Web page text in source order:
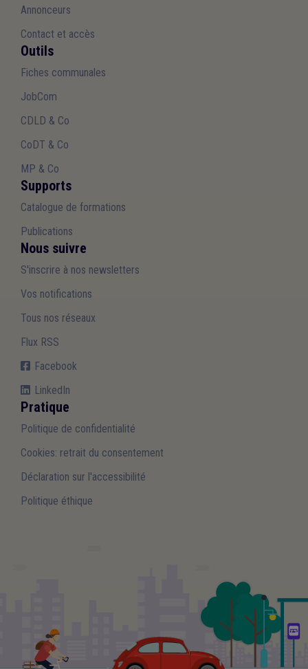
Annonceurs
Contact et accès
Outils
Fiches communales
JobCom
CDLD & Co
CoDT & Co
MP & Co
Supports
Catalogue de formations
Publications
Nous suivre
S'inscrire à nos newsletters
Vos notifications
Tous nos réseaux
Flux RSS
Facebook
LinkedIn
Pratique
Politique de confidentialité
Cookies: retrait du consentement
Déclaration sur l'accessibilité
Politique éthique